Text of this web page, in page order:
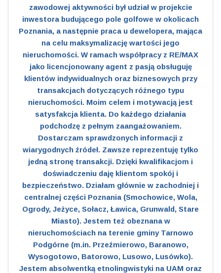
zawodowej aktywności był udział w projekcie
inwestora budującego pole golfowe w okolicach
Poznania, a następnie praca u dewelopera, mająca
na celu maksymalizację wartości jego
nieruchomości. W ramach współpracy z RE/MAX
jako licencjonowany agent z pasją obsługuję
klientów indywidualnych oraz biznesowych przy
transakcjach dotyczących różnego typu
nieruchomości. Moim celem i motywacją jest
satysfakcja klienta. Do każdego działania
podchodzę z pełnym zaangażowaniem.
Dostarczam sprawdzonych informacji z
wiarygodnych źródeł. Zawsze reprezentuję tylko
jedną stronę transakcji. Dzięki kwalifikacjom i
doświadczeniu daję klientom spokój i
bezpieczeństwo. Działam głównie w zachodniej i
centralnej części Poznania (Smochowice, Wola,
Ogrody, Jeżyce, Sołacz, Ławica, Grunwald, Stare
Miasto). Jestem też obeznana w
nieruchomościach na terenie gminy Tarnowo
Podgórne (m.in. Przeźmierowo, Baranowo,
Wysogotowo, Batorowo, Lusowo, Lusówko).
Jestem absolwentką etnolingwistyki na UAM oraz